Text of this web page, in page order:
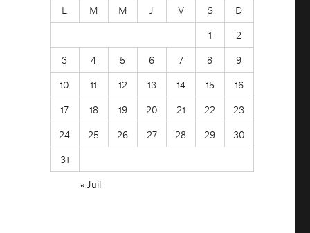
L M M J V S
D
1
2
3
4 5 6 7 8
9
10
11 12 13 14 15
16
17
18 19 20 21 22
23
24
25 26 27 28 29
30
31
« Juil